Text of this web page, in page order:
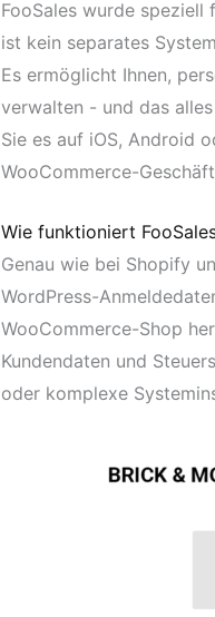
FooSales wurde
ist kein separates
Es ermöglicht Ihnen,
verwalten - und das
Sie es auf iOS, Android
WooCommerce-
Wie funktioniert
Genau wie bei Shopify
WordPress-
WooCommerce-Shop
Kundendaten und
oder komplexe